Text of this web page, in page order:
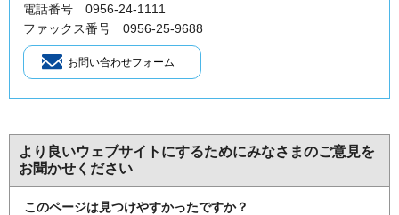
電話番号 0956-24-1111
ファックス番号 0956-25-9688
より良いウェブサイトにするためにみなさまのご意見を
お聞かせください
このページは見つけやすかったですか？